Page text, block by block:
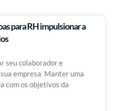
para RH impulsionar a
seu colaborador e
empresa Manter uma
com os objetivos da